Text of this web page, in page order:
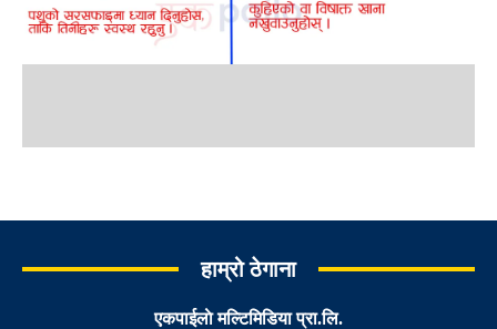
हाम्रो ठेगाना
एकपाईलाे मल्टिमिडिया प्रा.लि.